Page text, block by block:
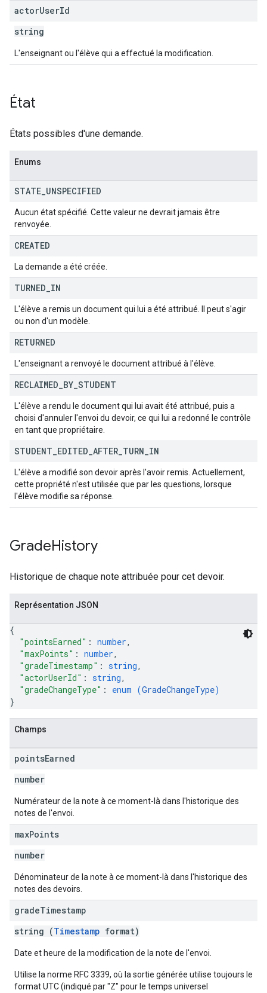
actorUserId
string
L'enseignant ou l'élève qui a effectué la modification.
État
États possibles d'une demande.
Enums
STATE UNSPECIFIED
Aucun état spécifié. Cette valeur ne devrait jamais être
renvoyée.
CREATED
La demande a été créée.
TURNED IN
L'élève a remis un document qui lui a été attribué. Il peut s'agir
ou non d'un modèle.
RETURNED
L'enseignant a renvoyé le document attribué à l'élève.
RECLAIMED BY STUDENT
L'élève a rendu le document qui lui avait été attribué, puis a
choisi d'annuler l'envoi du devoir, ce qui lui a redonné le contrôle
en tant que propriétaire.
STUDENT EDITED AFTER TURN IN
L'élève a modifié son devoir après l'avoir remis. Actuellement,
cette propriété n'est utilisée que par les questions, lorsque
l'élève modifie sa réponse.
GradeHistory
Historique de chaque note attribuée pour cet devoir.
Représentation JSON
{
"pointsEarned" : number,
"maxPoints" : number,
"gradeTimestamp" : string,
"actorUserId" : string,
"gradeChangeType" : enum (GradeChangeType)
}
Champs
pointsEarned
number
Numérateur de la note à ce moment-là dans l'historique des
notes de l'envoi.
maxPoints
number
Dénominateur de la note à ce moment-là dans l'historique des
notes des devoirs.
gradeTimestamp
string (Timestamp format)
Date et heure de la modification de la note de l'envoi.
Utilise la norme RFC 3339, où la sortie générée utilise toujours le
format UTC (indiqué par "Z" pour le temps universel